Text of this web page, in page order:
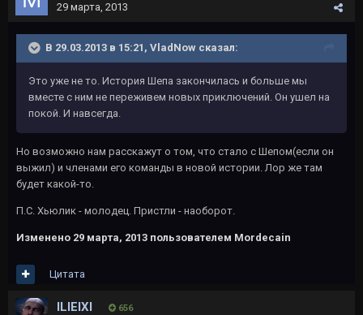
29 марта, 2013
В 29.03.2013 в 15:21, VladNow сказал:
Это уже не то. История Шепа закончилась и больше мы
вместе с ним не переживем новых приключений. Он ушел на
покой. И навсегда.
Но возможно нам расскажут о том, что стало с Шепом(если он
выжил) и членами его команды в новой истории. Лор же там
будет какой-то.
П.С. Хьюлик - молодец. Пристли - наоборот.
Изменено 29 марта, 2013 пользователем Mordecain
Цитата
ILIEIXI 656